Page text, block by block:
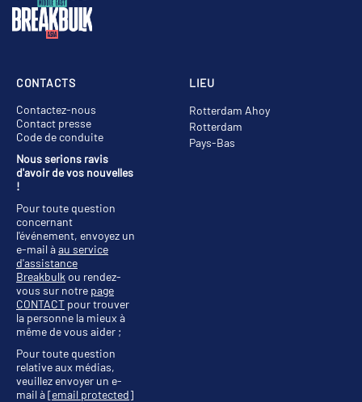
LIEU
Rotterdam Ahoy
Rotterdam
Pays-Bas
CONTACTS
Contactez-nous
Contact presse
Code de conduite
Nous serions ravis
d'avoir de vos nouvelles
!
Pour toute question
concernant
l'événement, envoyez un
e-mail àau service
d'assistance
Breakbulk ou rendez-
vous sur notre page
CONTACT pour trouver
la personne la mieux à
même de vous aider ;
Pour toute question
relative aux médias,
veuillez envoyer un e-
mail à[email protected]